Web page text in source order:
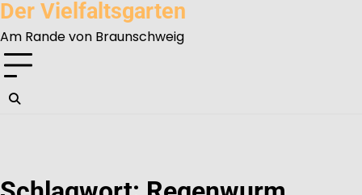
Skip
Der Vielfaltsgarten
Am Rande von Braunschweig